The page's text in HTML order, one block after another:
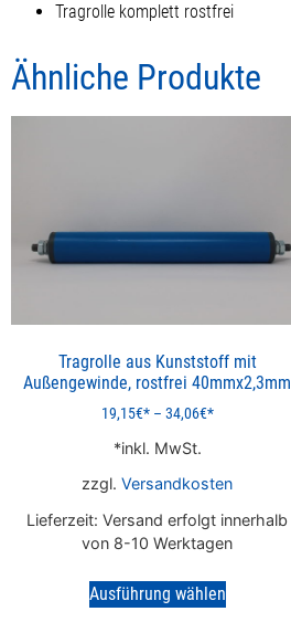
Tragrolle komplett rostfrei
Ähnliche Produkte
Tragrolle aus Kunststoff mit
Außengewinde, rostfrei 40mmx2,3mm
19,15€ – 34,06€
inkl. MwSt.
zzgl. Versandkosten
Lieferzeit: Versand erfolgt innerhalb
von 8-10 Werktagen
Ausführung wählen